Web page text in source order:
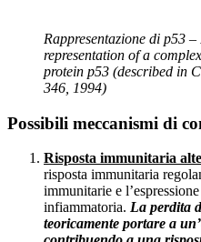
Rappresentazione di p53
representation of a
protein p53 (described in
346, 1994)
Possibili meccanismi di
Risposta immunitaria
risposta immunitaria
immunitarie e
infiammatoria. La perdita
teoricamente portare a